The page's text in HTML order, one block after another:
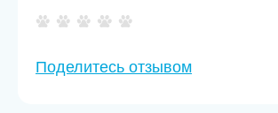
Поделитесь отзывом